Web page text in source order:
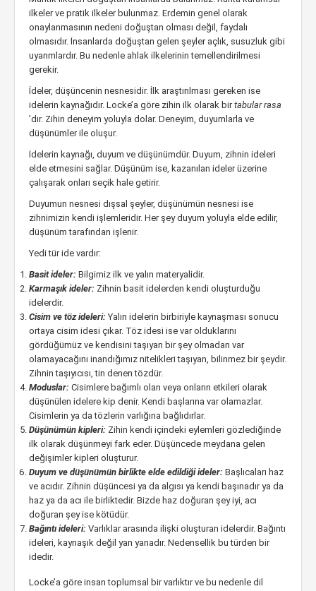
ilkeler ve pratik ilkeler bulunmaz. Erdemin genel olarak
onaylanmasının nedeni doğuştan olması değil, faydalı
olmasıdır. İnsanlarda doğuştan gelen şeyler açlık, susuzluk gibi
uyarımlardır. Bu nedenle ahlak ilkelerinin temellendirilmesi
gerekir.
İdeler, düşüncenin nesnesidir. İlk araştırılması gereken ise
idelerin kaynağıdır. Locke’a göre zihin ilk olarak birtabular rasa
’dır. Zihin deneyim yoluyla dolar. Deneyim, duyumlarla ve
düşünümler ile oluşur.
İdelerin kaynağı, duyum ve düşünümdür. Duyum, zihnin ideleri
elde etmesini sağlar. Düşünüm ise, kazanılan ideler üzerine
çalışarak onları seçik hale getirir.
Duyumun nesnesi dışsal şeyler, düşünümün nesnesi ise
zihnimizin kendi işlemleridir. Her şey duyum yoluyla elde edilir,
düşünüm tarafından işlenir.
Yedi tür ide vardır:
Basit ideler: Bilgimiz ilk ve yalın materyalidir.
Karmaşık ideler: Zihnin basit idelerden kendi oluşturduğu
idelerdir.
Cisim ve töz ideleri:Yalın idelerin birbiriyle kaynaşması sonucu
ortaya cisim idesi çıkar. Töz idesi ise var olduklarını
gördüğümüz ve kendisini taşıyan bir şey olmadan var
olamayacağını inandığımız nitelikleri taşıyan, bilinmez bir şeydir.
Zihnin taşıyıcısı, tin denen tözdür.
Moduslar: Cisimlere bağımlı olan veya onların etkileri olarak
düşünülen idelere kip denir. Kendi başlarına var olamazlar.
Cisimlerin ya da tözlerin varlığına bağlıdırlar.
Düşünümün kipleri: Zihin kendi içindeki eylemleri gözlediğinde
ilk olarak düşünmeyi fark eder. Düşüncede meydana gelen
değişimler kipleri oluşturur.
Duyum ve düşünümün birlikte elde edildiği ideler: Başlıcaları haz
ve acıdır. Zihnin düşüncesi ya da algısı ya kendi başınadır ya da
haz ya da acı ile birliktedir. Bizde haz doğuran şey iyi, acı
doğuran şey ise kötüdür.
Bağıntı ideleri: Varlıklar arasında ilişki oluşturan idelerdir. Bağıntı
ideleri, kaynaşık değil yan yanadır. Nedensellik bu türden bir
idedir.
Locke’a göre insan toplumsal bir varlıktır ve bu nedenle dil